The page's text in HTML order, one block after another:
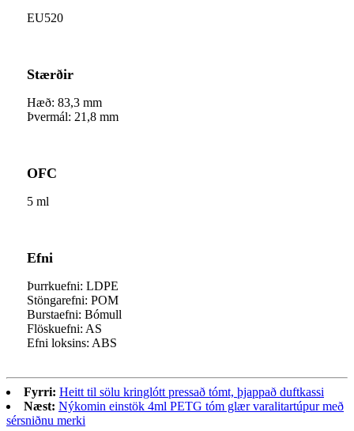
EU520
Stærðir
Hæð: 83,3 mm
Þvermál: 21,8 mm
OFC
5 ml
Efni
Þurrkuefni: LDPE
Stöngarefni: POM
Burstaefni: Bómull
Flöskuefni: AS
Efni loksins: ABS
Fyrri: Heitt til sölu kringlótt pressað tómt, þjappað duftkassi
Næst: Nýkomin einstök 4ml PETG tóm glær varalitartúpur með
sérsniðnu merki